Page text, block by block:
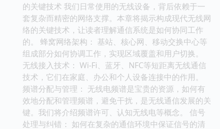
的关键技术 我们日常使用的无线设备，背后依赖于一
套复杂而精密的网络支撑。本章将揭示构成现代无线网
络的关键技术，让读者理解通信系统是如何协同工作
的。 蜂窝网络架构： 基站、核心网、移动交换中心等
组成部分如何协调工作，实现区域覆盖和用户切换。
无线接入技术： Wi-Fi、蓝牙、NFC等短距离无线通信
技术，它们在家庭、办公和个人设备连接中的作用。
频谱分配与管理： 无线电频谱是宝贵的资源，如何有
效地分配和管理频谱，避免干扰，是无线通信发展的关
键。我们将介绍频谱许可、认知无线电等概念。 信号
处理与纠错： 如何在复杂的通信环境中保证信号的清